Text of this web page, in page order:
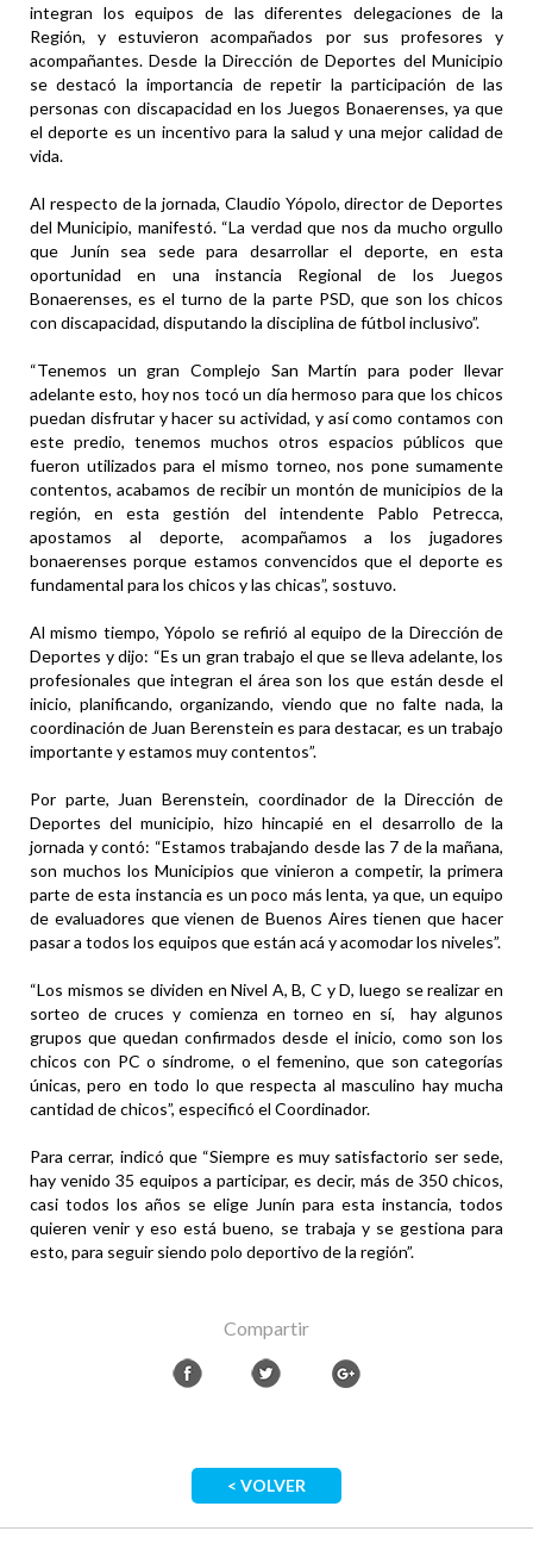
integran los equipos de las diferentes delegaciones de la
Región, y estuvieron acompañados por sus profesores y
acompañantes. Desde la Dirección de Deportes del Municipio
se destacó la importancia de repetir la participación de las
personas con discapacidad en los Juegos Bonaerenses, ya que
el deporte es un incentivo para la salud y una mejor calidad de
vida.
Al respecto de la jornada, Claudio Yópolo, director de Deportes
del Municipio, manifestó. “La verdad que nos da mucho orgullo
que Junín sea sede para desarrollar el deporte, en esta
oportunidad en una instancia Regional de los Juegos
Bonaerenses, es el turno de la parte PSD, que son los chicos
con discapacidad, disputando la disciplina de fútbol inclusivo”.
“Tenemos un gran Complejo San Martín para poder llevar
adelante esto, hoy nos tocó un día hermoso para que los chicos
puedan disfrutar y hacer su actividad, y así como contamos con
este predio, tenemos muchos otros espacios públicos que
fueron utilizados para el mismo torneo, nos pone sumamente
contentos, acabamos de recibir un montón de municipios de la
región, en esta gestión del intendente Pablo Petrecca,
apostamos al deporte, acompañamos a los jugadores
bonaerenses porque estamos convencidos que el deporte es
fundamental para los chicos y las chicas”, sostuvo.
Al mismo tiempo, Yópolo se refirió al equipo de la Dirección de
Deportes y dijo: “Es un gran trabajo el que se lleva adelante, los
profesionales que integran el área son los que están desde el
inicio, planificando, organizando, viendo que no falte nada, la
coordinación de Juan Berenstein es para destacar, es un trabajo
importante y estamos muy contentos”.
Por parte, Juan Berenstein, coordinador de la Dirección de
Deportes del municipio, hizo hincapié en el desarrollo de la
jornada y contó: “Estamos trabajando desde las 7 de la mañana,
son muchos los Municipios que vinieron a competir, la primera
parte de esta instancia es un poco más lenta, ya que, un equipo
de evaluadores que vienen de Buenos Aires tienen que hacer
pasar a todos los equipos que están acá y acomodar los niveles”.
“Los mismos se dividen en Nivel A, B, C y D, luego se realizar en
sorteo de cruces y comienza en torneo en sí, hay algunos
grupos que quedan confirmados desde el inicio, como son los
chicos con PC o síndrome, o el femenino, que son categorías
únicas, pero en todo lo que respecta al masculino hay mucha
cantidad de chicos”, especificó el Coordinador.
Para cerrar, indicó que “Siempre es muy satisfactorio ser sede,
hay venido 35 equipos a participar, es decir, más de 350 chicos,
casi todos los años se elige Junín para esta instancia, todos
quieren venir y eso está bueno, se trabaja y se gestiona para
esto, para seguir siendo polo deportivo de la región”.
Compartir
< VOLVER